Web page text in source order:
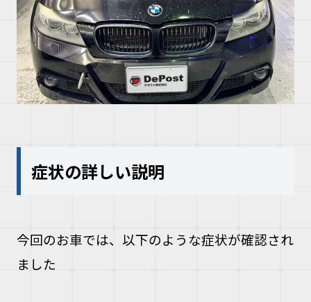
症状の詳しい説明
今回のお車では、以下のような症状が確認され
ました